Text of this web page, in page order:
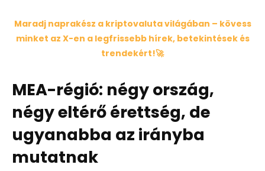
Maradj naprakész a kriptovaluta világában – kövess
minket az X-en a legfrissebb hírek, betekintések és
trendekért!🚀
MEA-régió: négy ország,
négy eltérő érettség, de
ugyanabba az irányba
mutatnak